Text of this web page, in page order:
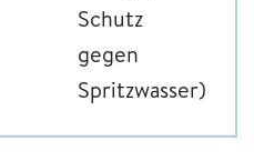
Schutz
gegen
Spritzwasser)